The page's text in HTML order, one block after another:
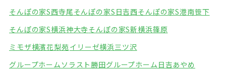
そんぽの家S西寺尾そんぽの家S日吉西そんぽの家S港南笹下
そんぽの家S横浜神大寺そんぽの家S新横浜篠原
ミモザ横濱花梨苑イリーゼ横浜三ツ沢
グループホームソラスト勝田グループホーム日吉あやめ